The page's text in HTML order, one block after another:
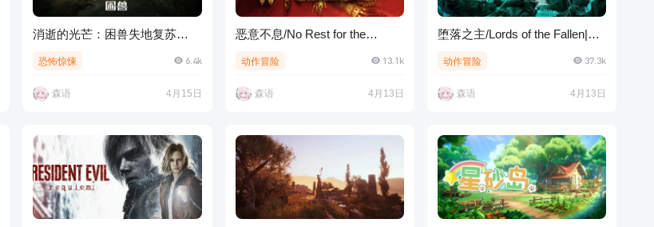
消逝的光芒：困兽失地复苏
Restored Land
恐怖惊悚 6.4k
森语 4月15日
恶意不息/No Rest for the
动作冒险 13.1k
森语 4月13日
堕落之主/Lords of the Fallen|官
动作冒险 37.3k
森语 4月13日